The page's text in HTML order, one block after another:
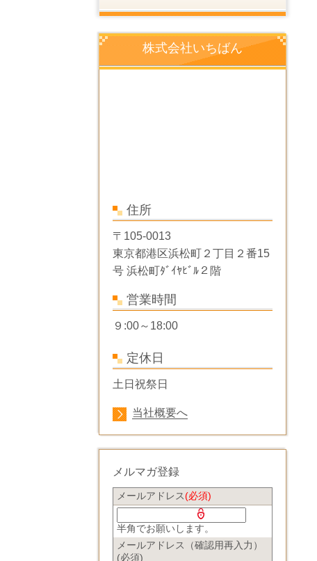
株式会社いちばん
住所
〒105-0013
東京都港区浜松町２丁目２番15
号 浜松町ﾀﾞｲﾔﾋﾞﾙ２階
営業時間
９:00～18:00
定休日
土日祝祭日
当社概要へ
メルマガ登録
メールアドレス(必須)
半角でお願いします。
メールアドレス（確認用再入力）
(必須)